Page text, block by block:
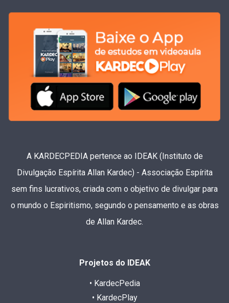
A KARDECPEDIA pertence ao IDEAK (Instituto de
Divulgação Espírita Allan Kardec) - Associação Espírita
sem fins lucrativos, criada com o objetivo de divulgar para
o mundo o Espiritismo, segundo o pensamento e as obras
de Allan Kardec.
Projetos do IDEAK
• KardecPedia
• KardecPlay